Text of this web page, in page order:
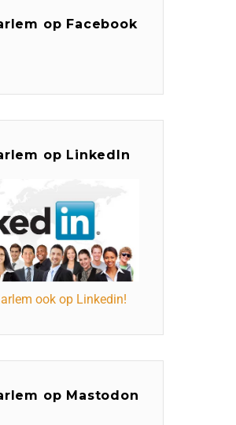
op Facebook
op LinkedIn
ook op Linkedin!
op Mastodon